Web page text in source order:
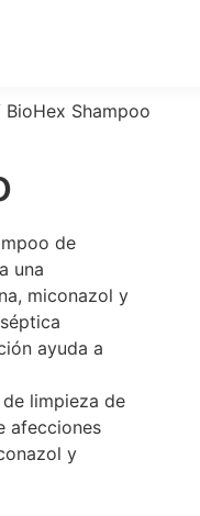
BioHex Shampoo
de
una
miconazol y
ayuda a
limpieza de
afecciones
y